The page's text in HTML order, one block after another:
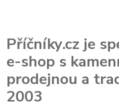
Příčníky.cz je
e-shop s
prodejnou a
2003